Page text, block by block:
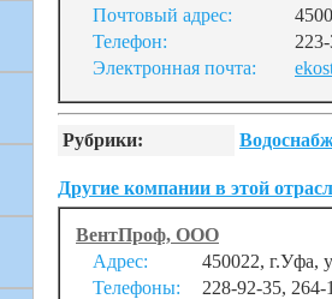
Почтовый адрес:
Телефон:
Электронная почта:
Рубрики:
Другие компании в этой
ВентПроф, ООО
Адрес:
450022, г.Уфа,
Телефоны:
228-92-35, 264-